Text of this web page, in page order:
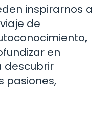
inspirarnos a
de
en
descubrir
pasiones,